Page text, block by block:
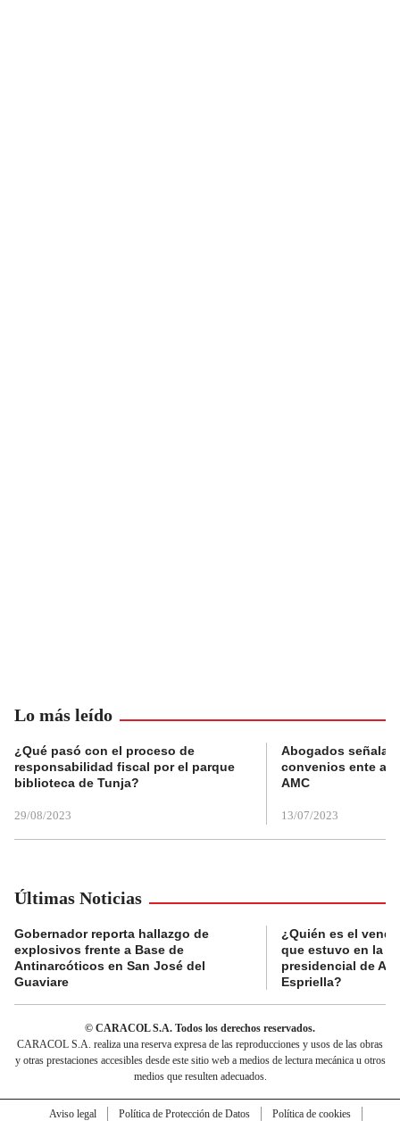
Lo más leído
¿Qué pasó con el proceso de
responsabilidad fiscal por el parque
biblioteca de Tunja?
29/08/2023
Abogados
convenios ente
AMC
13/07/2023
Últimas Noticias
Gobernador reporta hallazgo de
explosivos frente a Base de
Antinarcóticos en San José del
Guaviare
¿Quién es el
que estuvo en la
presidencial de
Espriella?
© CARACOL S.A. Todos los derechos reservados.
CARACOL S.A. realiza una reserva expresa de las reproducciones y usos de las obras
y otras prestaciones accesibles desde este sitio web a medios de lectura mecánica u otros
medios que resulten adecuados.
Aviso legal Política de Protección de Datos
Política de cookies